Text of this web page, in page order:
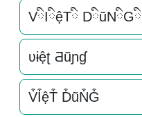
VིIིệTི DིũNིGི
ʋɨệʈ Ƌũɲɠ
V͒I͒ệT͒ D͒ũN͒G͒